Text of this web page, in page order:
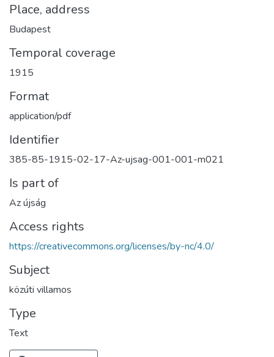
Place, address
Budapest
Temporal coverage
1915
Format
application/pdf
Identifier
385-85-1915-02-17-Az-ujsag-001-001-m021
Is part of
Az újság
Access rights
https://creativecommons.org/licenses/by-nc/4.0/
Subject
közúti villamos
Type
Text